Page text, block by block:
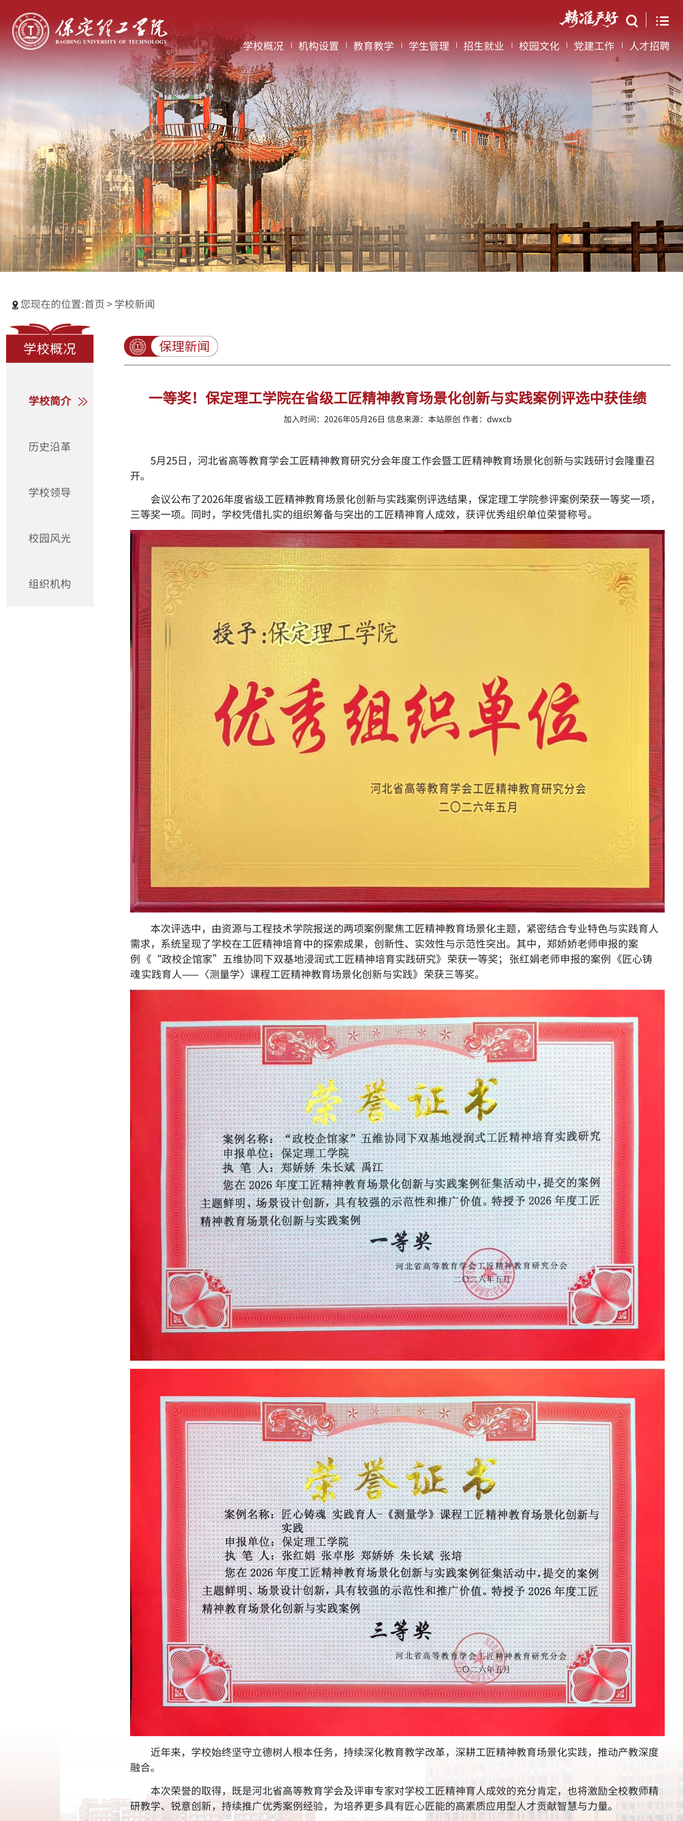
学校概况 机构设置 教育教学 学生管理 招生就业 校园文化 党建工作 人才招聘
您现在的位置:首页 > 学校新闻
学校概况
学校简介
历史沿革
学校领导
校园风光
组织机构
保理新闻
一等奖！保定理工学院在省级工匠精神教育场景化创新与实践案例评选中获佳绩
加入时间：2026年05月26日 信息来源：本站原创 作者：dwxcb
5月25日，河北省高等教育学会工匠精神教育研究分会年度工作会暨工匠精神教育场景化创新与实践研讨会隆重召
开。
会议公布了2026年度省级工匠精神教育场景化创新与实践案例评选结果，保定理工学院参评案例荣获一等奖一项，
三等奖一项。同时，学校凭借扎实的组织筹备与突出的工匠精神育人成效，获评优秀组织单位荣誉称号。
本次评选中，由资源与工程技术学院报送的两项案例聚焦工匠精神教育场景化主题，紧密结合专业特色与实践育人
需求，系统呈现了学校在工匠精神培育中的探索成果，创新性、实效性与示范性突出。其中，郑娇娇老师申报的案
例 《“政校企馆家”五维协同下双基地浸润式工匠精神培育实践研究》 荣获一等奖； 张红娟老师申报的案例 《匠心铸
魂 实践育人——〈测量学〉课程工匠精神教育场景化创新与实践》 荣获三等奖。
近年来，学校始终坚守立德树人根本任务，持续深化教育教学改革，深耕工匠精神教育场景化实践，推动产教深度
融合。
本次荣誉的取得，既是河北省高等教育学会及评审专家对学校工匠精神育人成效的充分肯定，也将激励全校教师精
研教学、锐意创新，持续推广优秀案例经验，为培养更多具有匠心匠能的高素质应用型人才贡献智慧与力量。